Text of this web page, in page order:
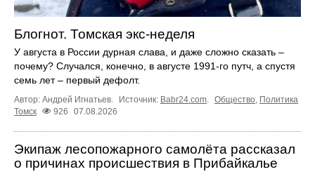
Блогнот. Томская экс-неделя
У августа в России дурная слава, и даже сложно сказать –
почему? Случался, конечно, в августе 1991-го путч, а спустя
семь лет – первый дефолт.
Автор: Андрей Игнатьев. Источник: Babr24.com Общество Политика
Томск
926 07.08.2026
Экипаж лесопожарного самолёта рассказал
о причинах происшествия в Прибайкалье